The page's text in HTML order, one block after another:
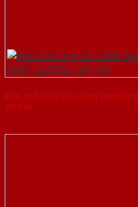
BÁO GIÁ CỬA GỖ CÔNG NGHIỆP
UY TÍN